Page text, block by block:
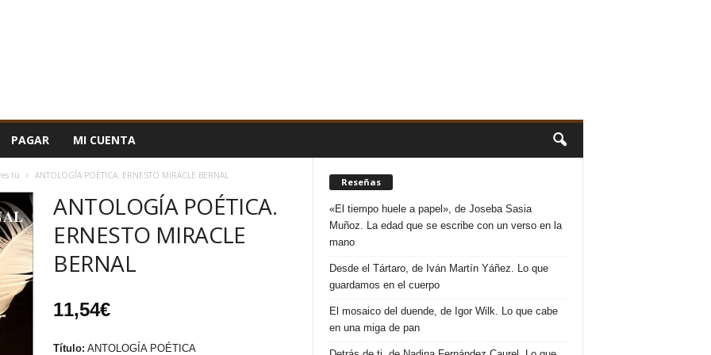
PAGAR MI CUENTA
tú ANTOLOGÍA POÉTICA. ERNESTO MIRACLE BERNAL
ANTOLOGÍA POÉTICA.
ERNESTO MIRACLE
BERNAL
11,54€
Título: ANTOLOGÍA POÉTICA
Reseñas
«El tiempo huele a papel», de Joseba Sasia
Muñoz. La edad que se escribe con un verso en la
mano
Desde el Tártaro, de Iván Martín Yáñez. Lo que
guardamos en el cuerpo
El mosaico del duende, de Igor Wilk. Lo que cabe
en una miga de pan